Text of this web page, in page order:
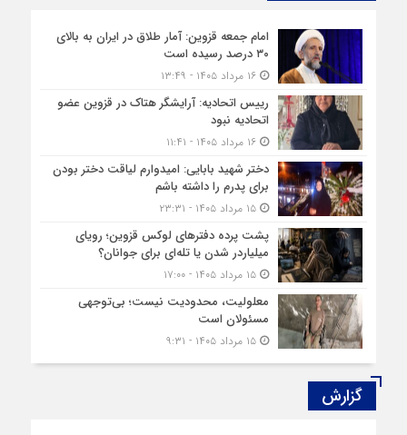
امام جمعه قزوین: آمار طلاق در ایران به بالای
۳۰ درصد رسیده است
۱۶ مرداد ۱۴۰۵ - ۱۳:۴۹
رییس اتحادیه: آرایشگر هتاک در قزوین عضو
اتحادیه نبود
۱۶ مرداد ۱۴۰۵ - ۱۱:۴۱
دختر شهید بابایی: امیدوارم لیاقت دختر بودن
برای پدرم را داشته باشم
۱۵ مرداد ۱۴۰۵ - ۲۳:۳۱
پشت پرده دفترهای لوکس قزوین؛ رویای
میلیاردر شدن یا تله‌ای برای جوانان؟
۱۵ مرداد ۱۴۰۵ - ۱۷:۰۰
معلولیت، محدودیت نیست؛ بی‌توجهی
مسئولان است
۱۵ مرداد ۱۴۰۵ - ۹:۳۱
گزارش‌